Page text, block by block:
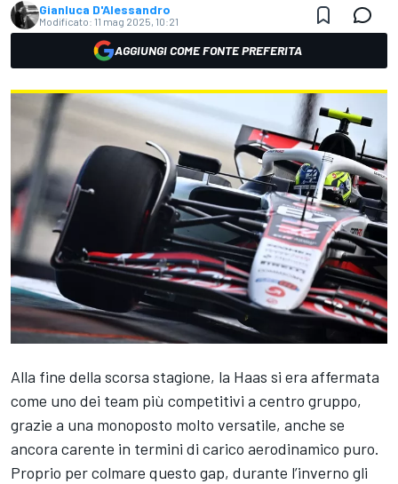
Gianluca D'Alessandro
Modificato: 11 mag 2025, 10:21
AGGIUNGI COME FONTE PREFERITA
Alla fine della scorsa stagione, la Haas si era affermata
come uno dei team più competitivi a centro gruppo,
grazie a una monoposto molto versatile, anche se
ancora carente in termini di carico aerodinamico puro.
Proprio per colmare questo gap, durante l’inverno gli